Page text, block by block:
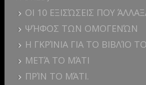
ΟΙ 10 ΕΞΙΣΏΣΕΙΣ ΠΟΥ
ΨΉΦΟΣ ΤΩΝ ΟΜΟΓΕΝΏΝ
Η ΓΚΡΊΝΙΑ ΓΙΑ ΤΟ ΒΙΒΛΊΟ
ΜΕΤΆ ΤΟ ΜΆΤΙ
ΠΡΊΝ ΤΟ ΜΆΤΙ.